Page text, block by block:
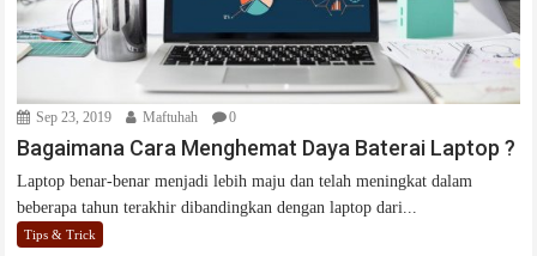
Sep 23, 2019 Maftuhah 0
Bagaimana Cara Menghemat Daya Baterai Laptop ?
Laptop benar-benar menjadi lebih maju dan telah meningkat dalam
beberapa tahun terakhir dibandingkan dengan laptop dari...
Tips & Trick